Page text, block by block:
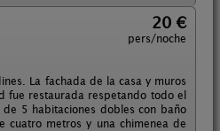
20 €
pers/noche
La fachada de la casa y muros
fue restaurada respetando todo el
5 habitaciones dobles con baño
metros y una chimenea de